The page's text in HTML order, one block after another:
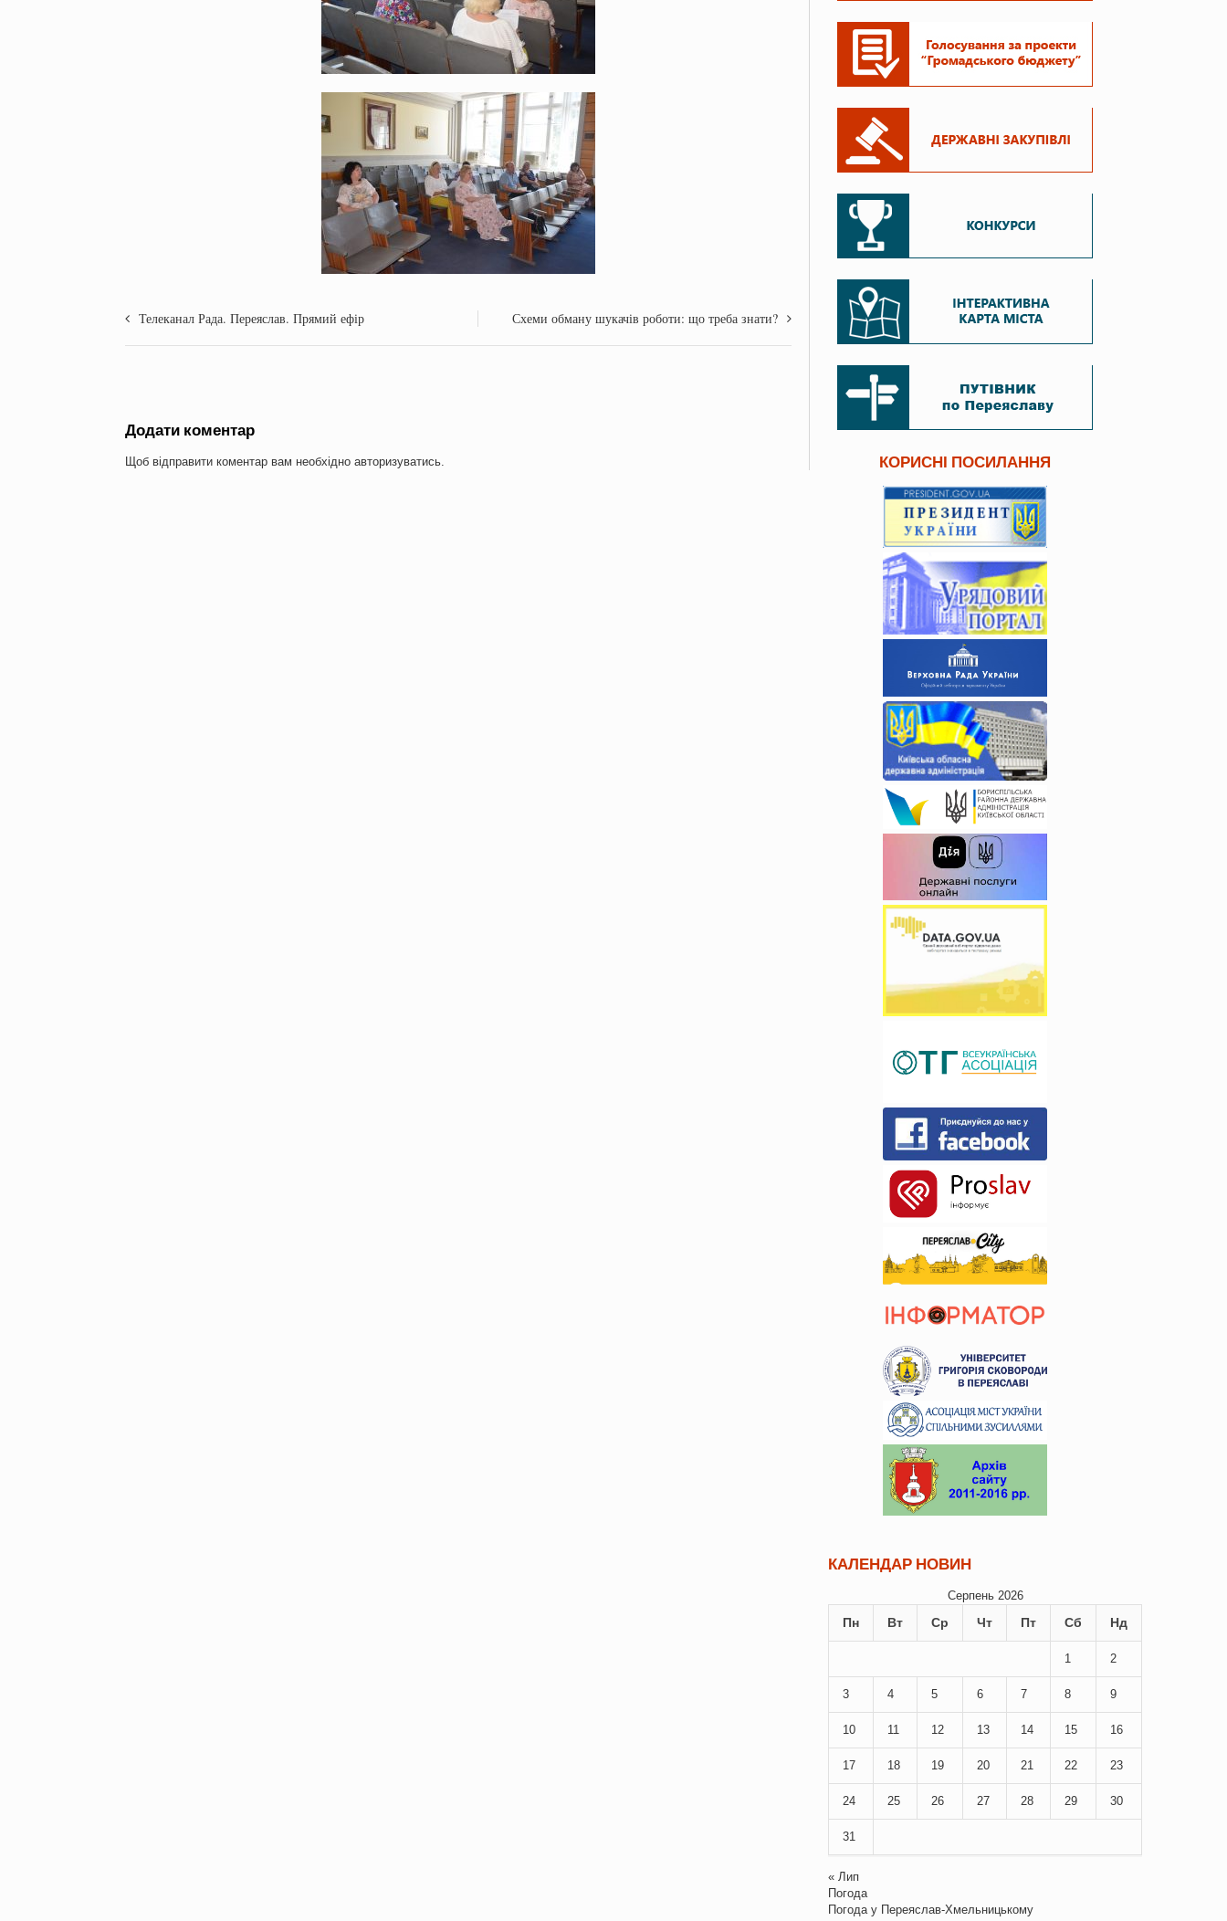
Телеканал Рада. Переяслав. Прямий ефір Схеми обману шукачів роботи: що треба знати?
Додати коментар
Щоб відправити коментар вам необхідно авторизуватись. КОРИСНІ ПОСИЛАННЯ
КАЛЕНДАР НОВИН
Серпень 2026
Пн Вт Ср Чт Пт Сб Нд
1 2
3 4 5 6 7 8 9
10 11 12 13 14 15 16
17 18 19 20 21 22 23
24 25 26 27 28 29 30
31
« Лип
Погода
Погода у Переяслав-Хмельницькому